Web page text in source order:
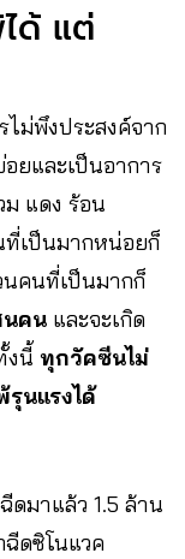
ด้ แต่
ไม่พึงประสงค์จาก
ยและเป็นอาการ
ม แดง ร้อน
ที่เป็นมากหน่อยก็
นคนที่เป็นมากก็
นคน และจะเกิด
งนี้ ทุกวัคซีนไม่
นแรงได้
ดมาแล้ว 1.5 ล้าน
ดซิโนแวค